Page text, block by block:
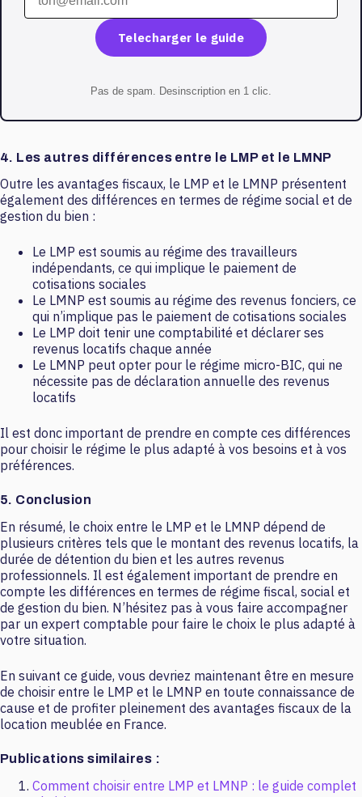
Telecharger le guide
Pas de spam. Desinscription en 1 clic.
4. Les autres différences entre le LMP et le LMNP
Outre les avantages fiscaux, le LMP et le LMNP présentent
également des différences en termes de régime social et de
gestion du bien :
Le LMP est soumis au régime des travailleurs
indépendants, ce qui implique le paiement de
cotisations sociales
Le LMNP est soumis au régime des revenus fonciers, ce
qui n’implique pas le paiement de cotisations sociales
Le LMP doit tenir une comptabilité et déclarer ses
revenus locatifs chaque année
Le LMNP peut opter pour le régime micro-BIC, qui ne
nécessite pas de déclaration annuelle des revenus
locatifs
Il est donc important de prendre en compte ces différences
pour choisir le régime le plus adapté à vos besoins et à vos
préférences.
5. Conclusion
En résumé, le choix entre le LMP et le LMNP dépend de
plusieurs critères tels que le montant des revenus locatifs, la
durée de détention du bien et les autres revenus
professionnels. Il est également important de prendre en
compte les différences en termes de régime fiscal, social et
de gestion du bien. N’hésitez pas à vous faire accompagner
par un expert comptable pour faire le choix le plus adapté à
votre situation.
En suivant ce guide, vous devriez maintenant être en mesure
de choisir entre le LMP et le LMNP en toute connaissance de
cause et de profiter pleinement des avantages fiscaux de la
location meublée en France.
Publications similaires :
Comment choisir entre LMP et LMNP : le guide complet